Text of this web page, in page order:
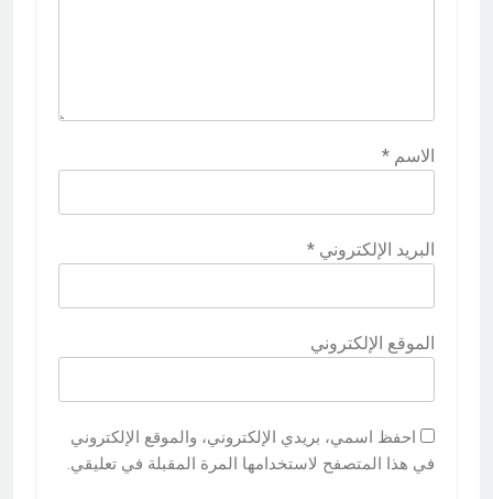
الاسم *
البريد الإلكتروني *
الموقع الإلكتروني
احفظ اسمي، بريدي الإلكتروني، والموقع الإلكتروني
في هذا المتصفح لاستخدامها المرة المقبلة في تعليقي.